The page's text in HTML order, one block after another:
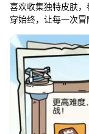
喜欢收集独特皮肤
穿始终，让每一次冒